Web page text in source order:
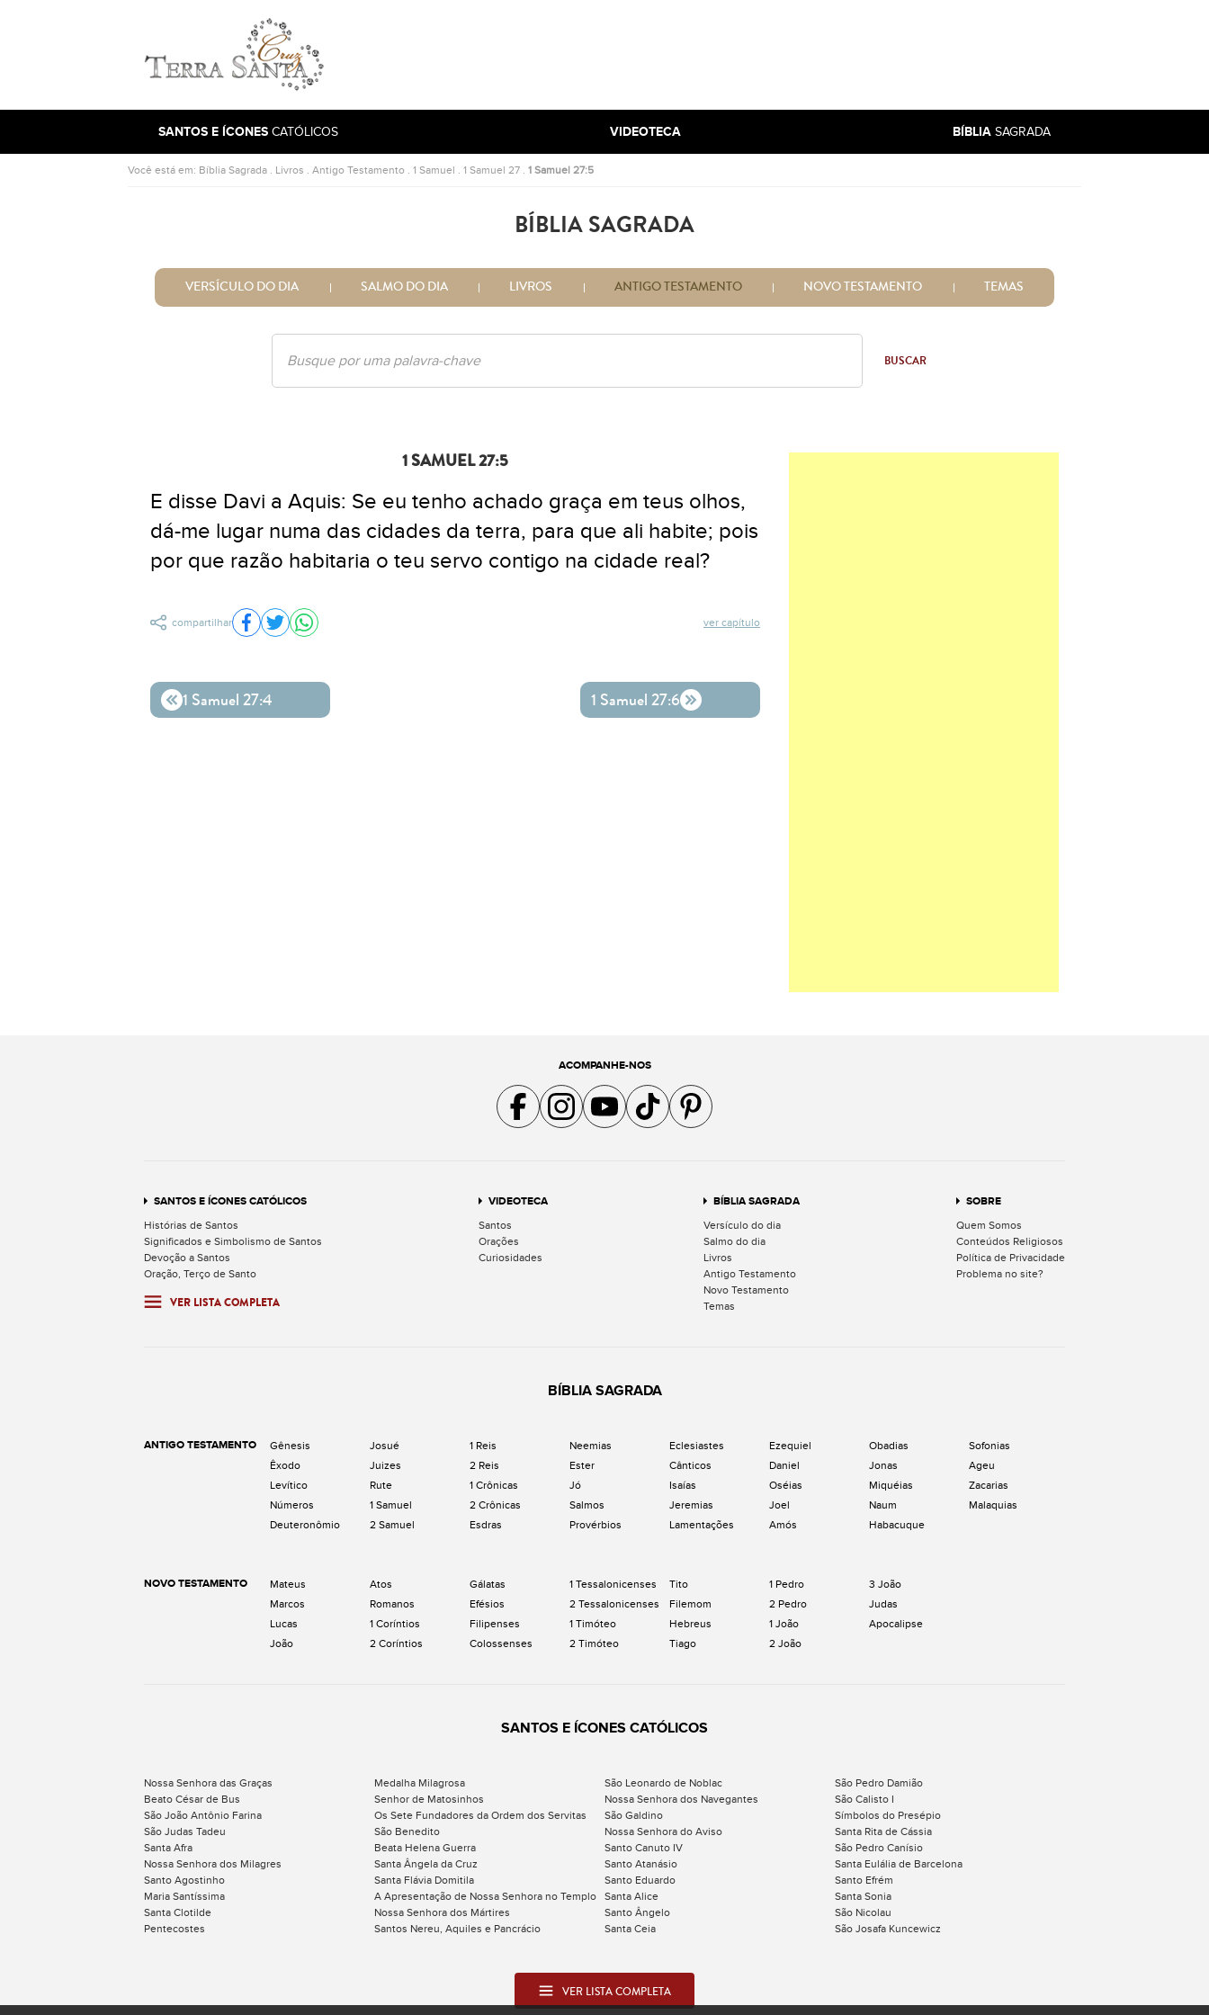
Ir para a página inicial
SANTOS E ÍCONES CATÓLICOS VIDEOTECA BÍBLIA SAGRADA
Você está em: Bíblia Sagrada . Livros . Antigo Testamento . 1 Samuel . 1 Samuel 27 . 1 Samuel 27:5
BÍBLIA SAGRADA
VERSÍCULO DO DIA SALMO DO DIA LIVROS ANTIGO TESTAMENTO NOVO TESTAMENTO TEMAS
BUSCAR
1 SAMUEL 27:5
E disse Davi a Aquis: Se eu tenho achado graça em teus olhos,
dá-me lugar numa das cidades da terra, para que ali habite; pois
por que razão habitaria o teu servo contigo na cidade real?
ver capítulo
compartilhar Compartilhar no Facebook
Compartilhar no Twitter
Compartilhar no WhatsApp
1 Samuel 27:4 1 Samuel 27:6
ACOMPANHE-NOS
Acompanhe a gente no Facebook
Acompanhe a gente no Instagram
Acompanhe a gente no YouTube
Acompanhe a gente no TikTok
Acompanhe a gente no Pinterest
SANTOS E ÍCONES CATÓLICOS
Histórias de Santos
Significados e Simbolismo de Santos
Devoção a Santos
Oração, Terço de Santo
VER LISTA COMPLETA
VIDEOTECA
Santos
Orações
Curiosidades
BÍBLIA SAGRADA
Versículo do dia
Salmo do dia
Livros
Antigo Testamento
Novo Testamento
Temas
SOBRE
Quem Somos
Conteúdos Religiosos
Política de Privacidade
Problema no site?
BÍBLIA SAGRADA
ANTIGO TESTAMENTO
Gênesis
Êxodo
Levítico
Números
Deuteronômio
Josué
Juizes
Rute
1 Samuel
2 Samuel
1 Reis
2 Reis
1 Crônicas
2 Crônicas
Esdras
Neemias
Ester
Jó
Salmos
Provérbios
Eclesiastes
Cânticos
Isaías
Jeremias
Lamentações
Ezequiel
Daniel
Oséias
Joel
Amós
Obadias
Jonas
Miquéias
Naum
Habacuque
Sofonias
Ageu
Zacarias
Malaquias
NOVO TESTAMENTO
Mateus
Marcos
Lucas
João
Atos
Romanos
1 Coríntios
2 Coríntios
Gálatas
Efésios
Filipenses
Colossenses
1 Tessalonicenses
2 Tessalonicenses
1 Timóteo
2 Timóteo
Tito
Filemom
Hebreus
Tiago
1 Pedro
2 Pedro
1 João
2 João
3 João
Judas
Apocalipse
SANTOS E ÍCONES CATÓLICOS
Nossa Senhora das Graças Medalha Milagrosa São Leonardo de Noblac
São Pedro Damião
Beato César de Bus
Senhor de Matosinhos Nossa Senhora dos Navegantes
São Calisto I
São João Antônio Farina
Os Sete Fundadores da Ordem dos Servitas São Galdino
Símbolos do Presépio
São Judas Tadeu
São Benedito Nossa Senhora do Aviso
Santa Rita de Cássia
Santa Afra
Beata Helena Guerra Santo Canuto IV
São Pedro Canísio
Nossa Senhora dos Milagres
Santa Ângela da Cruz Santo Atanásio
Santa Eulália de Barcelona
Santo Agostinho
Santa Flávia Domitila Santo Eduardo
Santo Efrém
Maria Santíssima
A Apresentação de Nossa Senhora no Templo Santa Alice
Santa Sonia
Santa Clotilde
Nossa Senhora dos Mártires Santo Ângelo
São Nicolau
Pentecostes
Santos Nereu, Aquiles e Pancrácio Santa Ceia São Josafa Kuncewicz
VER LISTA COMPLETA